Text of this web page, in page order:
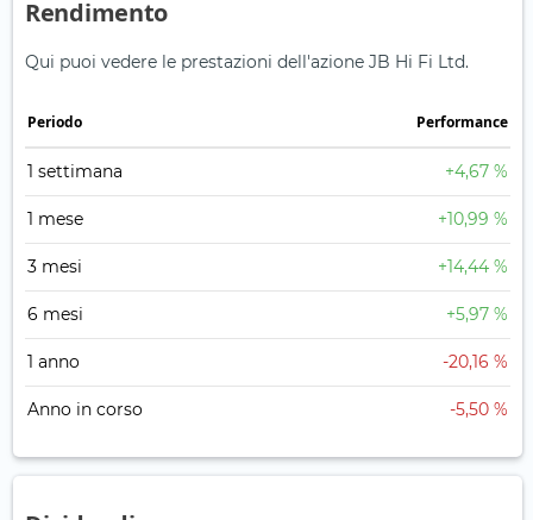
Rendimento
Qui puoi vedere le prestazioni dell'azione JB Hi Fi Ltd.
Periodo Performance
1 settimana +4,67 %
1 mese +10,99 %
3 mesi +14,44 %
6 mesi +5,97 %
1 anno -20,16 %
Anno in corso -5,50 %